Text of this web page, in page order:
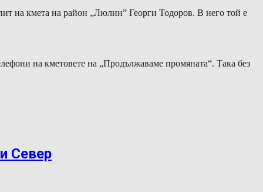
на кмета на район „Люлин” Георги Тодоров. В него той е
на кметовете на „Продължаваме промяната“. Така без
Север